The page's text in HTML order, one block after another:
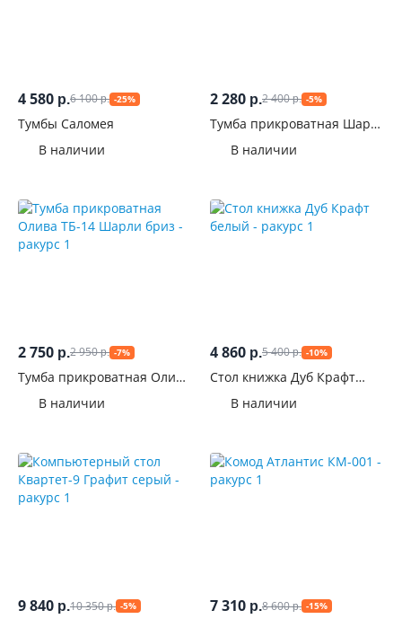
4 580 р.6 100р. -25%
Тумбы Саломея
В наличии
2 280 р.2 400р. -5%
Тумба прикроватная Шарм
В наличии
2 750 р.2 950р. -7%
Тумба прикроватная Олива
В наличии
4 860 р.5 400р. -10%
Стол книжка Дуб Крафт
В наличии
9 840 р.10 350р. -5% 7 310 р.8 600р. -15%